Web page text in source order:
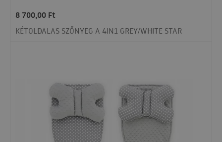
8 700,00 Ft
KÉTOLDALAS SZŐNYEG A 4IN1 GREY/WHITE STAR